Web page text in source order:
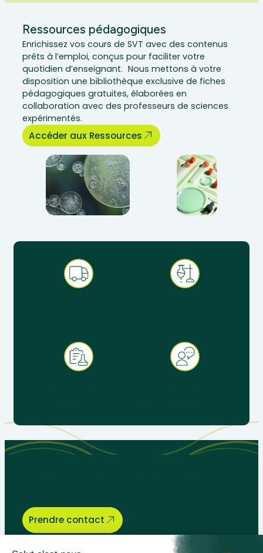
Ressources pédagogiques
Enrichissez vos cours de SVT avec des contenus
prêts à l’emploi, conçus pour faciliter votre
quotidien d’enseignant. Nous mettons à votre
disposition une bibliothèque exclusive de fiches
pédagogiques gratuites, élaborées en
collaboration avec des professeurs de sciences
expérimentés.
Accéder aux Ressources
Prendre contact